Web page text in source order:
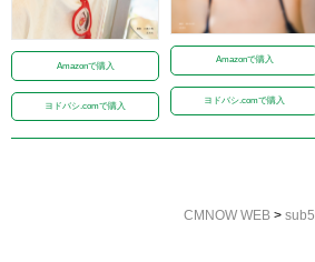
Amazonで購入
ヨドバシ.comで購入
Amazonで購入
ヨドバシ.comで購入
CMNOW WEB > sub5